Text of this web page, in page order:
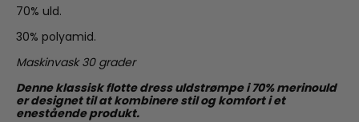
70% uld.
30% polyamid.
Maskinvask 30 grader
Denne klassisk flotte dress uldstrømpe i 70% merinould
er designet til at kombinere stil og komfort i et
enestående produkt.